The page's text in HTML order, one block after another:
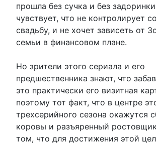
прошла без сучка и без
чувствует, что не контролирует
свадьбу, и не хочет зависеть от
семьи в финансовом плане.
Но зрители этого сериала и его
предшественника знают, что
это практически его визитная
поэтому тот факт, что в центре
трехсерийного сезона окажутся
коровы и разъяренный
том, что для достижения этой